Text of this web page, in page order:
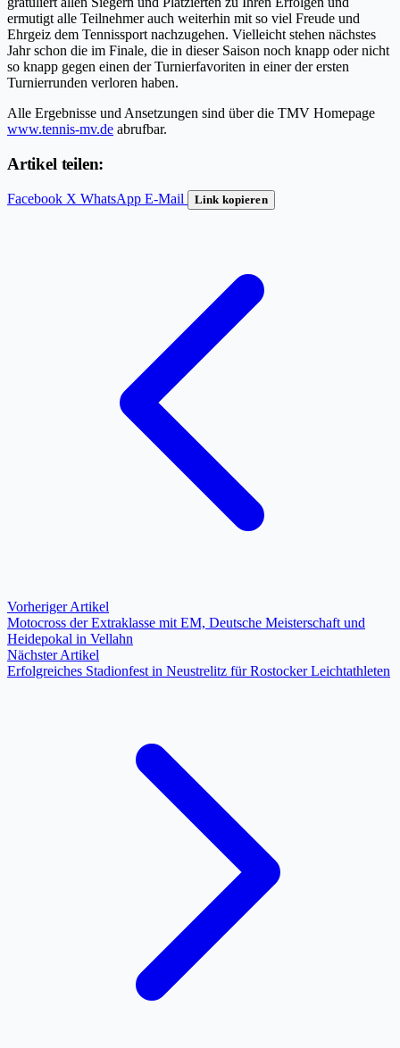
ermutigt alle Teilnehmer auch weiterhin mit so viel Freude und
Ehrgeiz dem Tennissport nachzugehen. Vielleicht stehen nächstes
Jahr schon die im Finale, die in dieser Saison noch knapp oder nicht
so knapp gegen einen der Turnierfavoriten in einer der ersten
Turnierrunden verloren haben.
Alle Ergebnisse und Ansetzungen sind über die TMV Homepage
www.tennis-mv.de abrufbar.
Artikel teilen:
Facebook X WhatsApp E-Mail Link kopieren
Vorheriger Artikel
Motocross der Extraklasse mit EM, Deutsche Meisterschaft und
Heidepokal in Vellahn
Nächster Artikel
Erfolgreiches Stadionfest in Neustrelitz für Rostocker Leichtathleten